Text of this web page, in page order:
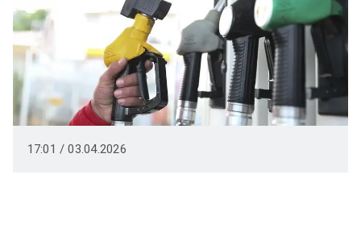
17:01 / 03.04.2026